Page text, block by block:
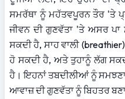
ਸਮਰੱਥਾ ਨੂੰ ਮਹੱਤਵਪੂਰਨ ਤੌਰ 'ਤੇ
ਜੀਵਨ ਦੀ ਗੁਣਵੱਤਾ 'ਤੇ ਅਸਰ
ਸਕਦੀ ਹੈ, ਸਾਹ ਵਾਲੀ
ਹੋ ਸਕਦੀ ਹੈ, ਅਤੇ ਤੁਹਾਨੂੰ ਲੱਗ
ਹੈ। ਇਹਨਾਂ ਤਬਦੀਲੀਆਂ ਨੂੰ
ਆਵਾਜ਼ ਦੀ ਗੁਣਵੱਤਾ ਨੂੰ ਬਿਹਤਰ